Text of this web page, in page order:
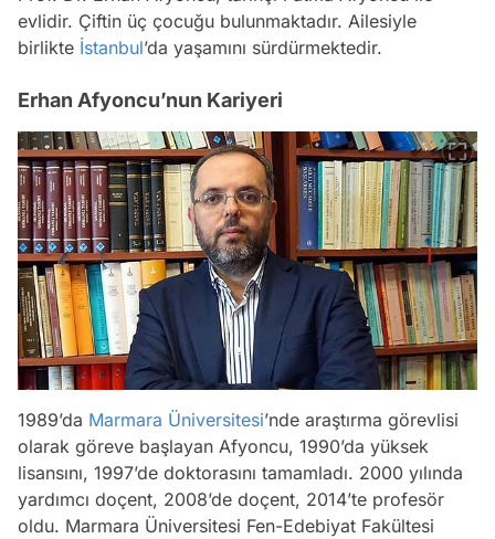
evlidir. Çiftin üç çocuğu bulunmaktadır. Ailesiyle
birlikte İstanbul’da yaşamını sürdürmektedir.
Erhan Afyoncu’nun Kariyeri
1989’da Marmara Üniversitesi’nde araştırma görevlisi
olarak göreve başlayan Afyoncu, 1990’da yüksek
lisansını, 1997’de doktorasını tamamladı. 2000 yılında
yardımcı doçent, 2008’de doçent, 2014’te profesör
oldu. Marmara Üniversitesi Fen-Edebiyat Fakültesi